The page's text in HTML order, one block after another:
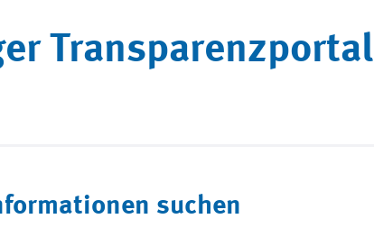
Transparenzportal
suchen